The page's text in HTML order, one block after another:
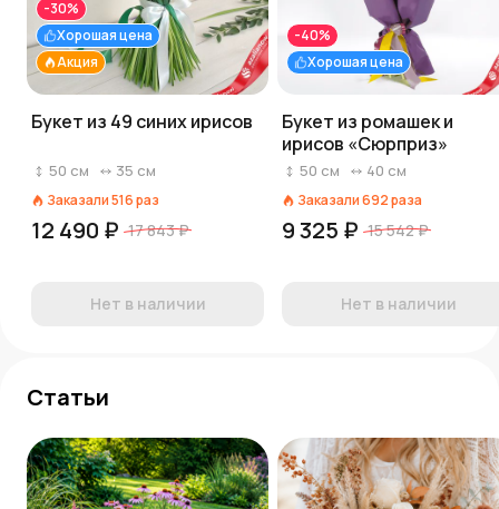
Акция
Хорошая цена
-30%
Букет из 49 синих ирисов
50 см 35 см
Заказали516раз
12 490 ₽ 17 843 ₽
Нет в наличии
Хорошая цена
-40%
Букет из ромашек и
ирисов «Сюрприз»
50 см 40 см
Заказали692раза
9 325 ₽ 15 542 ₽
Нет в наличии
Статьи